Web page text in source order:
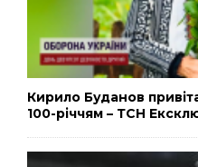
Кирило Буданов
100-річчям – ТСН